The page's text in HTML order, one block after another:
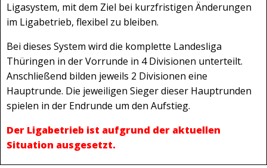
Ligasystem, mit dem Ziel bei kurzfristigen Änderungen
im Ligabetrieb, flexibel zu bleiben.
Bei dieses System wird die komplette Landesliga
Thüringen in der Vorrunde in 4 Divisionen unterteilt.
Anschließend bilden jeweils 2 Divisionen eine
Hauptrunde. Die jeweiligen Sieger dieser Hauptrunden
spielen in der Endrunde um den Aufstieg.
Der Ligabetrieb ist aufgrund der aktuellen
Situation ausgesetzt.